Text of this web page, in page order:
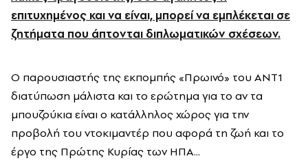
επιτυχημένος και να είναι, μπορεί να εμπλέκεται σε
ζητήματα που άπτονται διπλωματικών σχέσεων.
Ο παρουσιαστής της εκπομπής «Πρωινό» του ΑΝΤ1
διατύπωση μάλιστα και το ερώτημα για το αν τα
μπουζούκια είναι ο κατάλληλος χώρος για την
προβολή του ντοκιμαντέρ που αφορά τη ζωή και το
έργο της Πρώτης Κυρίας των ΗΠΑ...